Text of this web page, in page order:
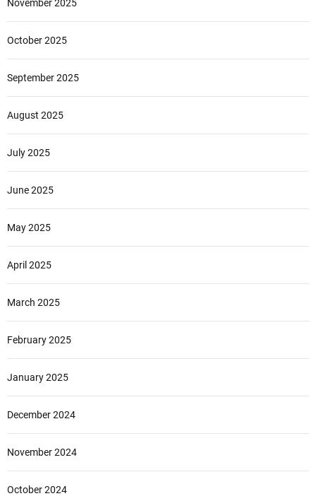
November 2025
October 2025
September 2025
August 2025
July 2025
June 2025
May 2025
April 2025
March 2025
February 2025
January 2025
December 2024
November 2024
October 2024